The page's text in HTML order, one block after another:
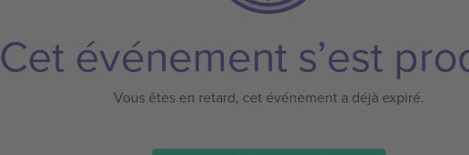
Cet événement s’est
Vous êtes en retard, cet événement a déjà expiré.